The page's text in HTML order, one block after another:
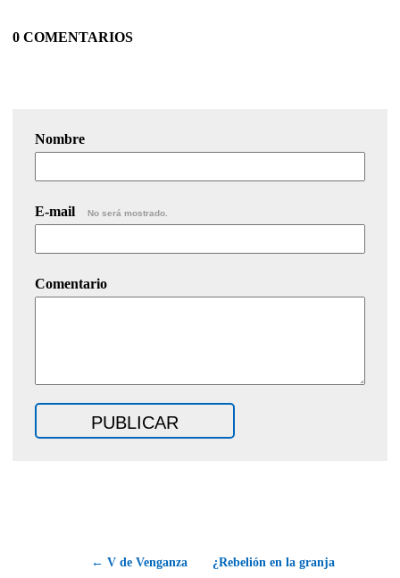
0 COMENTARIOS
Nombre
E-mail No será mostrado.
Comentario
← V de Venganza ¿Rebelión en la granja